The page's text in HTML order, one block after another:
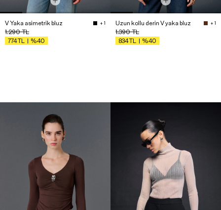
V Yaka asimetrik bluz + 1
1.290TL
774TL %40
Uzun kollu derin V yaka bluz + 1
1.390TL
834TL %40